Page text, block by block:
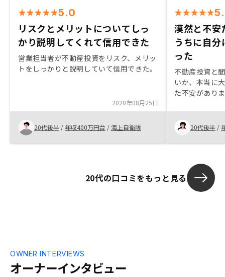
5.0
リスクとメリットについてしっ
かり説明してくれて信用できた
営業担当者が不動産投資をリスク、メリッ
トをしっかりと説明していて信用できた。
2020年08月25日
20代後半 / 年収400万円台 /海上自衛隊
漠然と不安
うちに自
った
不動産投資と
いか、本当に
た不安があり
に合う老後の
うメリットが
ません。
20代後半 /
20代の口コミをもっと見る
オーナーインタビュー
OWNER INTERVIEWS